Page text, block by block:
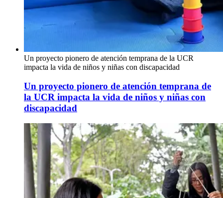
Un proyecto pionero de atención temprana de la UCR
impacta la vida de niños y niñas con discapacidad
Un proyecto pionero de atención temprana de
la UCR impacta la vida de niños y niñas con
discapacidad